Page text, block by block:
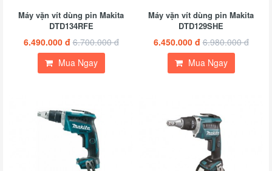
Máy vặn vít dùng pin Makita
DTD134RFE
6.490.000 đ 6.700.000 đ
Mua Ngay
Máy vặn vít dùng pin Makita
DTD129SHE
6.450.000 đ 6.980.000 đ
Mua Ngay